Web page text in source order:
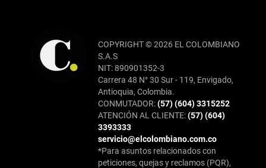
COPYRIGHT © 2026 EL COLOMBIANO
S.A.S
NIT: 890901352-3
Carrera 48 N° 30 Sur - 119, Envigado,
Antioquia, Colombia.
CONMUTADOR:(57) (604) 3315252
ATENCIÓN AL CLIENTE:(57) (604)
3393333
servicio@elcolombiano.com.co
*Para asuntos relacionados con
peticiones, quejas y reclamos (PQR),